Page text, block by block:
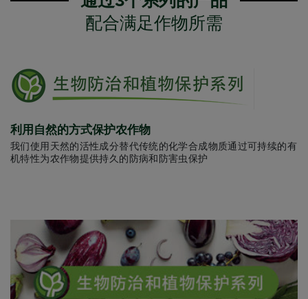
配合满足作物所需
利用自然的方式保护农作物
我们使用天然的活性成分替代传统的化学合成物质通过可持续的有
机特性为农作物提供持久的防病和防害虫保护